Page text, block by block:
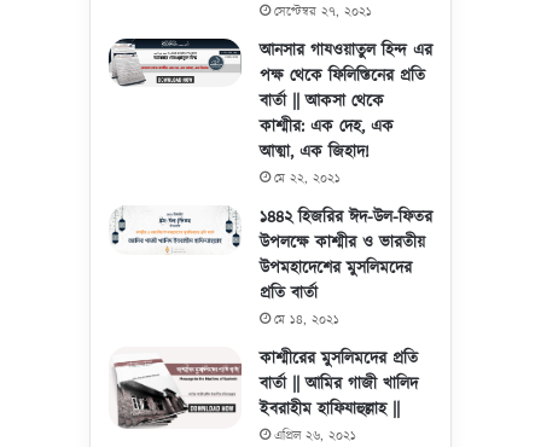
সেপ্টেম্বর ২৭, ২০২১
আনসার গাযওয়াতুল হিন্দ এর
পক্ষ থেকে ফিলিস্তিনের প্রতি
বার্তা || আকসা থেকে
কাশ্মীর: এক দেহ, এক
আত্মা, এক জিহাদ!
মে ২২, ২০২১
১৪৪২ হিজরির ঈদ-উল-ফিতর
উপলক্ষে কাশ্মীর ও ভারতীয়
উপমহাদেশের মুসলিমদের
প্রতি বার্তা
মে ১৪, ২০২১
কাশ্মীরের মুসলিমদের প্রতি
বার্তা || আমির গাজী খালিদ
ইবরাহীম হাফিযাহুল্লাহ ||
এপ্রিল ২৬, ২০২১